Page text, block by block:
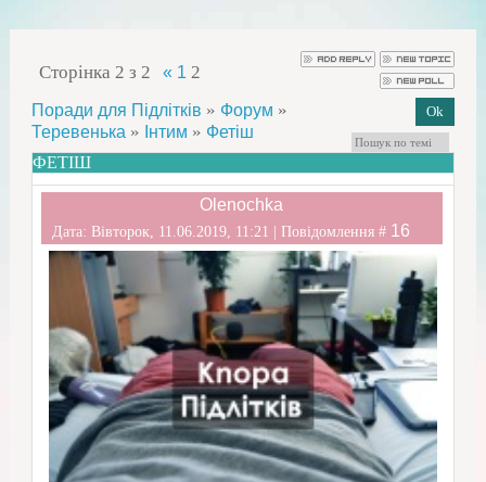
Сторінка 2 з 2 « 1 2
Поради для Підлітків » Форум »
Теревенька » Інтим » Фетіш
ФЕТІШ
Olenochka
Дата: Вівторок, 11.06.2019, 11:21 | Повідомлення # 16